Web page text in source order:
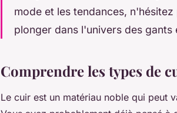
mode et les tendances,
plonger dans l'univers des gants
Comprendre les types de
Le cuir est un matériau noble qui peut